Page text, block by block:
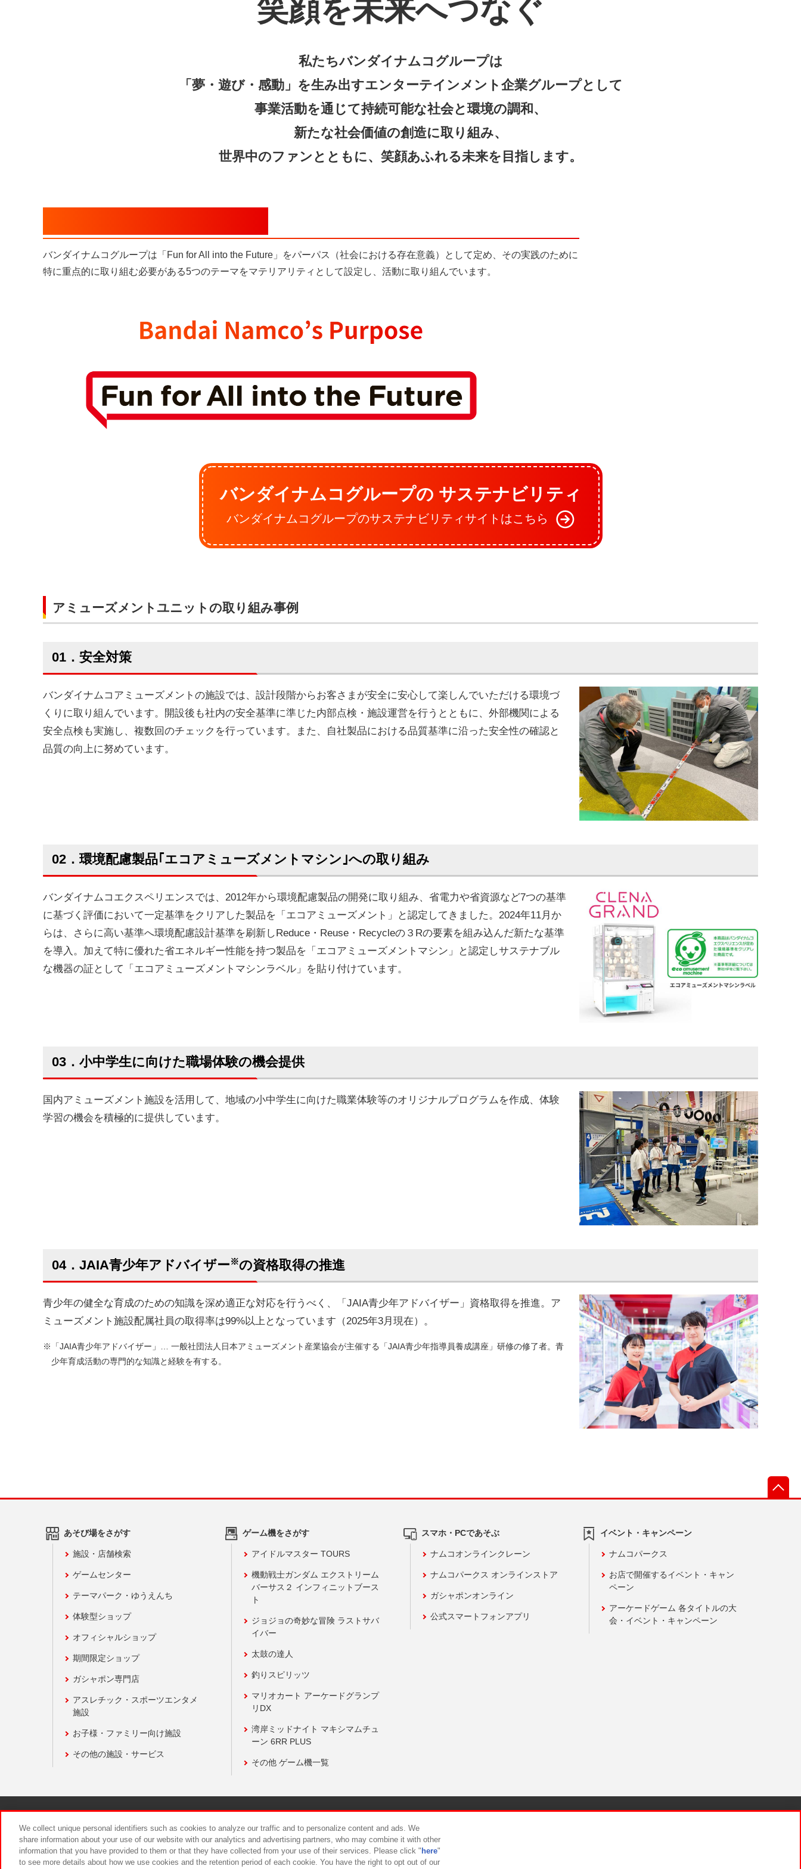
笑顔を未来へつなぐ
私たちバンダイナムコグループは
「夢・遊び・感動」を生み出すエンターテインメント企業グループとして
事業活動を通じて持続可能な社会と環境の調和、
新たな社会価値の創造に取り組み、
世界中のファンとともに、笑顔あふれる未来を目指します。
バンダイナムコグループは「Fun for All into the Future」をパーパス（社会における存在意義）として定め、その実践のために
特に重点的に取り組む必要がある5つのテーマをマテリアリティとして設定し、活動に取り組んでいます。
バンダイナムコグループの サステナビリティ
バンダイナムコグループのサステナビリティサイトはこちら
アミューズメントユニットの取り組み事例
01．安全対策
バンダイナムコアミューズメントの施設では、設計段階からお客さまが安全に安心して楽しんでいただける環境づ
くりに取り組んでいます。開設後も社内の安全基準に準じた内部点検・施設運営を行うとともに、外部機関による
安全点検も実施し、複数回のチェックを行っています。また、自社製品における品質基準に沿った安全性の確認と
品質の向上に努めています。
02．環境配慮製品｢エコアミューズメントマシン｣への取り組み
バンダイナムコエクスペリエンスでは、2012年から環境配慮製品の開発に取り組み、省電力や省資源など7つの基準
に基づく評価において一定基準をクリアした製品を「エコアミューズメント」と認定してきました。2024年11月か
らは、さらに高い基準へ環境配慮設計基準を刷新しReduce・Reuse・Recycleの３Rの要素を組み込んだ新たな基準
を導入。加えて特に優れた省エネルギー性能を持つ製品を「エコアミューズメントマシン」と認定しサステナブル
な機器の証として「エコアミューズメントマシンラベル」を貼り付けています。
03．小中学生に向けた職場体験の機会提供
国内アミューズメント施設を活用して、地域の小中学生に向けた職業体験等のオリジナルプログラムを作成、体験
学習の機会を積極的に提供しています。
04．JAIA青少年アドバイザー※の資格取得の推進
青少年の健全な育成のための知識を深め適正な対応を行うべく、「JAIA青少年アドバイザー」資格取得を推進。ア
ミューズメント施設配属社員の取得率は99%以上となっています（2025年3月現在）。
※「JAIA青少年アドバイザー」… 一般社団法人日本アミューズメント産業協会が主催する「JAIA青少年指導員養成講座」研修の修了者。青
少年育成活動の専門的な知識と経験を有する。
あそび場をさがす
施設・店舗検索
ゲームセンター
テーマパーク・ゆうえんち
体験型ショップ
オフィシャルショップ
期間限定ショップ
ガシャポン専門店
アスレチック・スポーツエンタメ
施設
お子様・ファミリー向け施設
その他の施設・サービス
ゲーム機をさがす
アイドルマスター TOURS
機動戦士ガンダム エクストリーム
バーサス２ インフィニットブース
ト
ジョジョの奇妙な冒険 ラストサバ
イバー
太鼓の達人
釣りスピリッツ
マリオカート アーケードグランプ
リDX
湾岸ミッドナイト マキシマムチュ
ーン 6RR PLUS
その他 ゲーム機一覧
スマホ・PCであそぶ
ナムコオンラインクレーン
ナムコパークス オンラインストア
ガシャポンオンライン
公式スマートフォンアプリ
イベント・キャンペーン
ナムコパークス
お店で開催するイベント・キャン
ペーン
アーケードゲーム 各タイトルの大
会・イベント・キャンペーン
食品のご提供について カスタマーハラスメント対応方針
We collect unique personal identifiers such as cookies to analyze our traffic and to personalize content and ads. We
share information about your use of our website with our analytics and advertising partners, who may combine it with other
information that you have provided to them or that they have collected from your use of their services. Please click " here"
to see more details about how we use cookies and the retention period of each cookie. You have the right to opt out of our